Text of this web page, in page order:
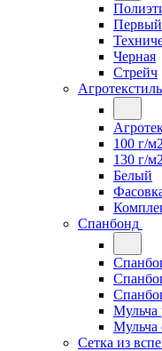
Первый
Черная
Стрейч
Агротекстиль
100 г/м2
130 г/м2
Белый
Спанбонд
Мульча
Мульча
Сетка из